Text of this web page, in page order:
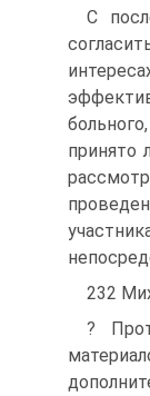
С
принято
232
?